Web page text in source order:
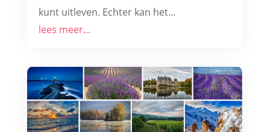
kunt uitleven. Echter kan het...
lees meer...